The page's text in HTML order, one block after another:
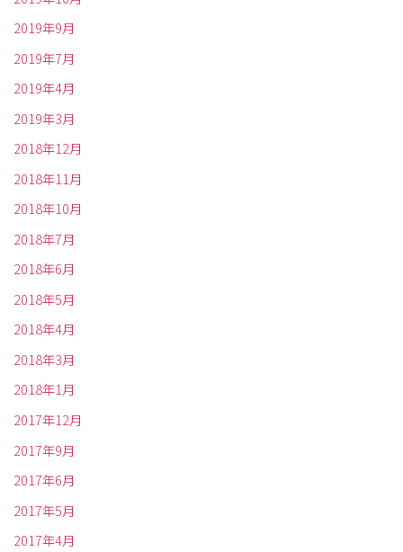
2019年9月
2019年7月
2019年4月
2019年3月
2018年12月
2018年11月
2018年10月
2018年7月
2018年6月
2018年5月
2018年4月
2018年3月
2018年1月
2017年12月
2017年9月
2017年6月
2017年5月
2017年4月